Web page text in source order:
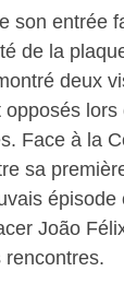
son entrée
de la
deux
lors
Face à la
sa
épisode
João